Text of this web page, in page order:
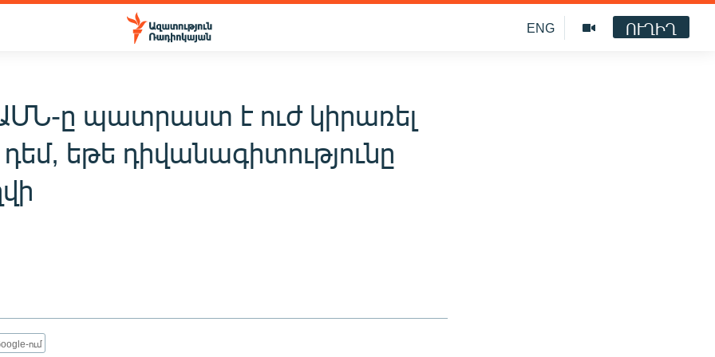
ENG ՈՒՂԻՂ
ը պատրաստ է ուժ կիրառել
եթե դիվանագիտությունը
ում